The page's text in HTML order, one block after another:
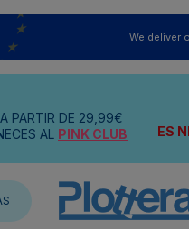
We deliver
A PARTIR DE 29,99€
AL PINK CLUB
ES